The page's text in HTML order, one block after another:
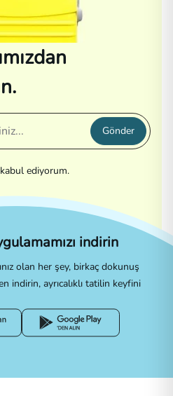
Gönder
ediyorum.
indirin
olan her şey, birkaç dokunuş
indirin, ayrıcalıklı tatilin keyfini